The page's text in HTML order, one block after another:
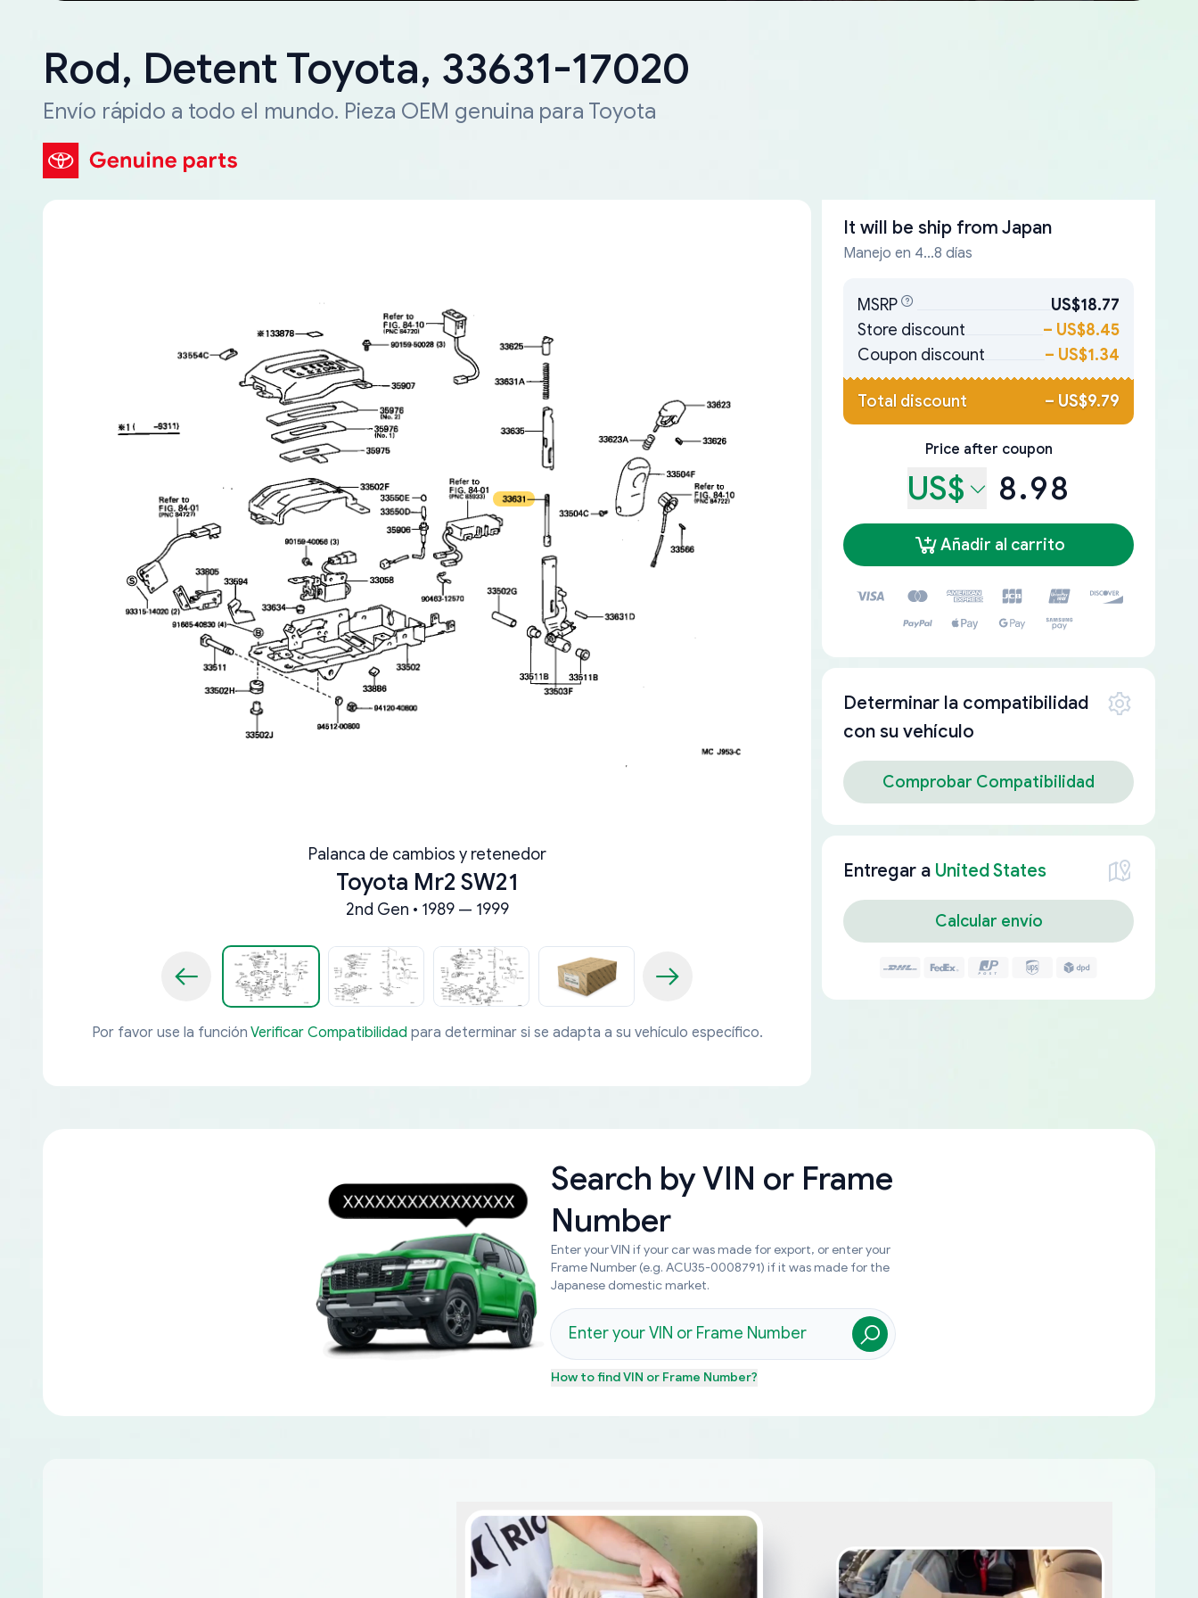
Rod, Detent Toyota, 33631-17020
Envío rápido a todo el mundo. Pieza OEM genuina para Toyota
Palanca de cambios y retenedor
Toyota Mr2 SW21
2nd Gen • 1989 — 1999
Por favor use la función Verificar Compatibilidad para determinar si se adapta a su vehículo específico.
It will be ship from Japan
Manejo en 4...8 días
MSRP
US$18.77
Store discount
– US$8.45
Coupon discount
– US$1.34
Total discount – US$9.79
Price after coupon
US$ 8.98
Añadir al carrito
Determinar la compatibilidad
con su vehículo
Comprobar Compatibilidad
Entregar a United States
Calcular envío
Search byVIN or Frame
Number
Enter your VIN if your car was made for export, or enter your
Frame Number (e.g. ACU35-0008791) if it was made for the
Japanese domestic market.
How to findVIN or Frame Number?